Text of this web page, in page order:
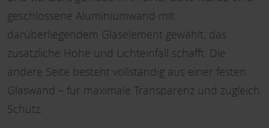
geschlossene Aluminiumwand mit
darüberliegendem Glaselement gewählt, das
zusätzliche Höhe und Lichteinfall schafft. Die
andere Seite besteht vollständig aus einer festen
Glaswand – für maximale Transparenz und zugleich
Schutz.